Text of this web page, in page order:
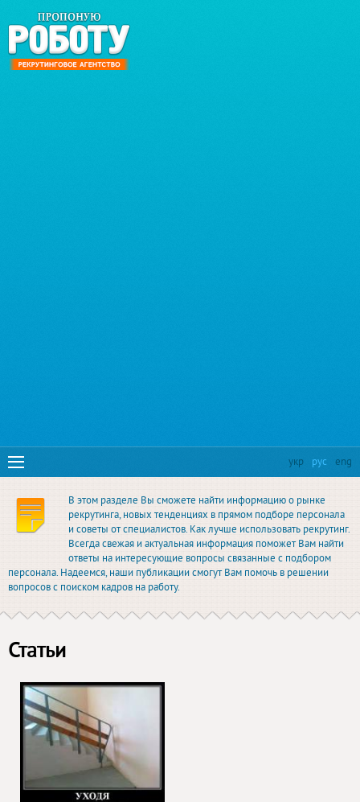
укр рус eng
В этом разделе Вы сможете найти информацию о рынке
рекрутинга, новых тенденциях в прямом подборе персонала
и советы от специалистов. Как лучше использовать рекрутинг.
Всегда свежая и актуальная информация поможет Вам найти
ответы на интересующие вопросы связанные с подбором
персонала. Надеемся, наши публикации смогут Вам помочь в решении
вопросов с поиском кадров на работу.
Статьи